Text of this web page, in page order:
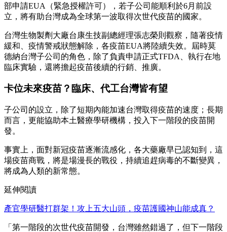
部申請EUA（緊急授權許可），若子公司能順利於6月前設
立，將有助台灣成為全球第一波取得次世代疫苗的國家。
台灣生物製劑大廠台康生技副總經理張志榮則觀察，隨著疫情
緩和、疫情警戒狀態解除，各疫苗EUA將陸續失效。屆時莫
德納台灣子公司的角色，除了負責申請正式TFDA、執行在地
臨床實驗，還將擔起疫苗後續的行銷、推廣。
卡位未來疫苗？臨床、代工台灣皆有望
子公司的設立，除了短期內能加速台灣取得疫苗的速度；長期
而言，更能協助本土醫療學研機構，投入下一階段的疫苗開
發。
事實上，面對新冠疫苗逐漸流感化，各大藥廠早已認知到，這
場疫苗商戰，將是場漫長的戰役，持續追趕病毒的不斷變異，
將成為人類的新常態。
延伸閱讀
產官學研醫打群架！攻上五大山頭，疫苗護國神山能成真？
「第一階段的次世代疫苗開發，台灣雖然錯過了，但下一階段